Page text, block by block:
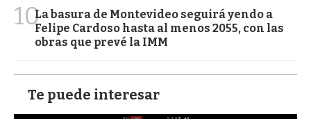
10La basura de Montevideo seguirá yendo a
Felipe Cardoso hasta al menos 2055, con las
obras que prevé la IMM
Te puede interesar